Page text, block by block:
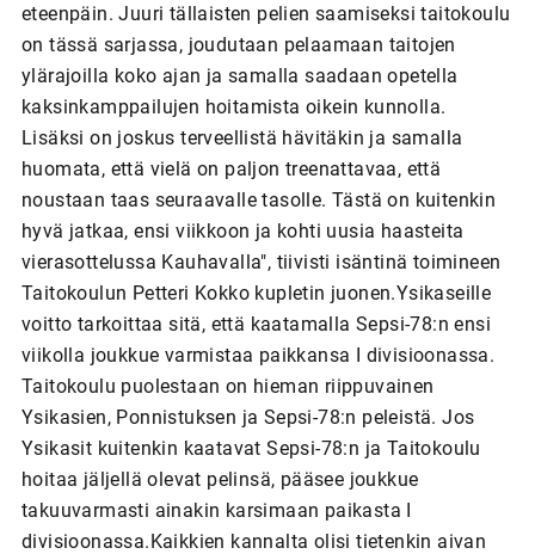
eteenpäin. Juuri tällaisten pelien saamiseksi taitokoulu
on tässä sarjassa, joudutaan pelaamaan taitojen
ylärajoilla koko ajan ja samalla saadaan opetella
kaksinkamppailujen hoitamista oikein kunnolla.
Lisäksi on joskus terveellistä hävitäkin ja samalla
huomata, että vielä on paljon treenattavaa, että
noustaan taas seuraavalle tasolle. Tästä on kuitenkin
hyvä jatkaa, ensi viikkoon ja kohti uusia haasteita
vierasottelussa Kauhavalla", tiivisti isäntinä toimineen
Taitokoulun Petteri Kokko kupletin juonen.Ysikaseille
voitto tarkoittaa sitä, että kaatamalla Sepsi-78:n ensi
viikolla joukkue varmistaa paikkansa I divisioonassa.
Taitokoulu puolestaan on hieman riippuvainen
Ysikasien, Ponnistuksen ja Sepsi-78:n peleistä. Jos
Ysikasit kuitenkin kaatavat Sepsi-78:n ja Taitokoulu
hoitaa jäljellä olevat pelinsä, pääsee joukkue
takuuvarmasti ainakin karsimaan paikasta I
divisioonassa.Kaikkien kannalta olisi tietenkin aivan